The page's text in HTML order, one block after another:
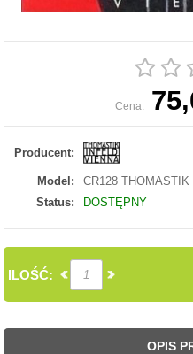
Cena:
Producent:
Model:
CR128 THOMASTIK
Status:
DOSTĘPNY
ILOŚĆ:
OPIS